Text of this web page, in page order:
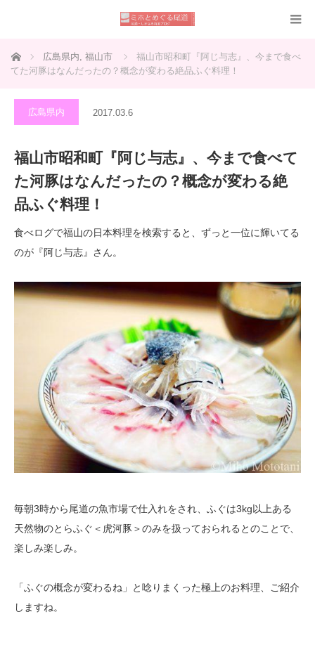
ホーム 広島県内, 福山市
福山市昭和町『阿じ与志』、今まで食べ
てた河豚はなんだったの？概念が変わる絶品ふぐ料理！
広島県内 2017.03.6
福山市昭和町『阿じ与志』、今まで食べて
た河豚はなんだったの？概念が変わる絶
品ふぐ料理！
食べログで福山の日本料理を検索すると、ずっと一位に輝いてる
のが『阿じ与志』さん。
毎朝3時から尾道の魚市場で仕入れをされ、ふぐは3kg以上ある
天然物のとらふぐ＜虎河豚＞のみを扱っておられるとのことで、
楽しみ楽しみ。
「ふぐの概念が変わるね」と唸りまくった極上のお料理、ご紹介
しますね。